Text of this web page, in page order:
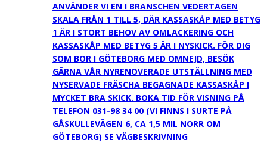
ANVÄNDER VI EN I BRANSCHEN VEDERTAGEN
SKALA FRÅN 1 TILL 5, DÄR KASSASKÅP MED BETYG
1 ÄR I STORT BEHOV AV OMLACKERING OCH
KASSASKÅP MED BETYG 5 ÄR I NYSKICK. FÖR DIG
SOM BOR I GÖTEBORG MED OMNEJD, BESÖK
GÄRNA VÅR NYRENOVERADE UTSTÄLLNING MED
NYSERVADE FRÄSCHA BEGAGNADE KASSASKÅP I
MYCKET BRA SKICK. BOKA TID FÖR VISNING PÅ
TELEFON 031-98 34 00 (VI FINNS I SURTE PÅ
GÅSKULLEVÄGEN 6, CA 1,5 MIL NORR OM
GÖTEBORG) SE VÄGBESKRIVNING